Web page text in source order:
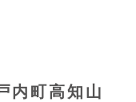
内町高知山